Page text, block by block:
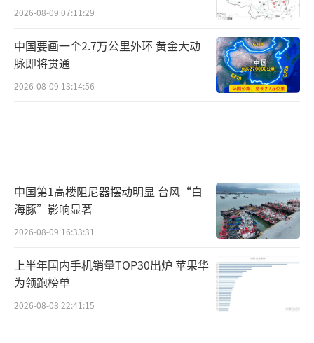
2026-08-09 07:11:29
中国要画一个2.7万公里外环 黄金大动
脉即将贯通
2026-08-09 13:14:56
中国第1高楼阻尼器摆动明显 台风“白
海豚”影响显著
2026-08-09 16:33:31
上半年国内手机销量TOP30出炉 苹果华
为领跑榜单
2026-08-08 22:41:15